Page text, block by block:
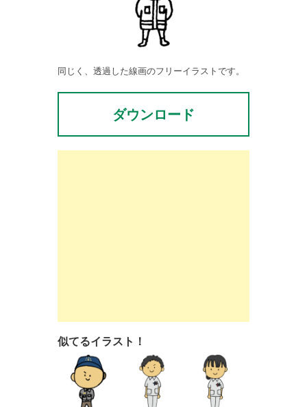
同じく、透過した線画のフリーイラストです。
ダウンロード
似てるイラスト！